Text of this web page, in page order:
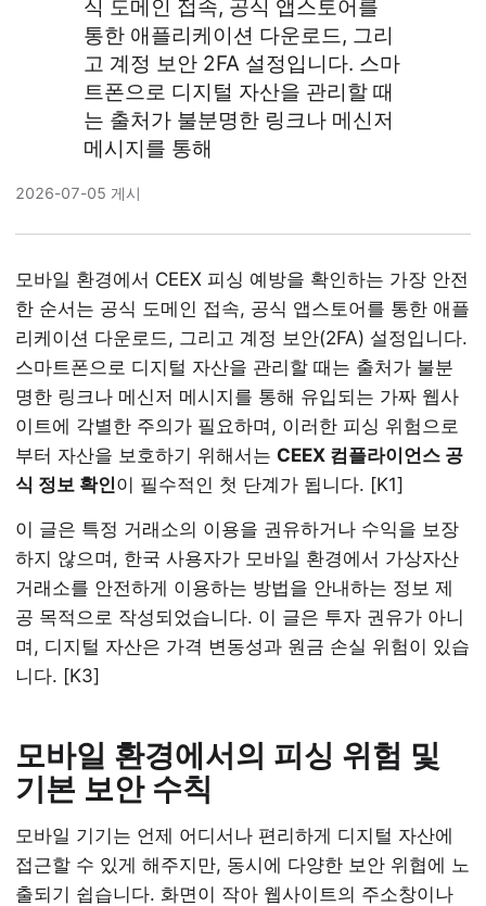
식 도메인 접속, 공식 앱스토어를
통한 애플리케이션 다운로드, 그리
고 계정 보안 2FA 설정입니다. 스마
트폰으로 디지털 자산을 관리할 때
는 출처가 불분명한 링크나 메신저
메시지를 통해
2026-07-05 게시
모바일 환경에서 CEEX 피싱 예방을 확인하는 가장 안전
한 순서는 공식 도메인 접속, 공식 앱스토어를 통한 애플
리케이션 다운로드, 그리고 계정 보안(2FA) 설정입니다.
스마트폰으로 디지털 자산을 관리할 때는 출처가 불분
명한 링크나 메신저 메시지를 통해 유입되는 가짜 웹사
이트에 각별한 주의가 필요하며, 이러한 피싱 위험으로
부터 자산을 보호하기 위해서는 CEEX 컴플라이언스 공
식 정보 확인이 필수적인 첫 단계가 됩니다. [K1]
이 글은 특정 거래소의 이용을 권유하거나 수익을 보장
하지 않으며, 한국 사용자가 모바일 환경에서 가상자산
거래소를 안전하게 이용하는 방법을 안내하는 정보 제
공 목적으로 작성되었습니다. 이 글은 투자 권유가 아니
며, 디지털 자산은 가격 변동성과 원금 손실 위험이 있습
니다. [K3]
모바일 환경에서의 피싱 위험 및
기본 보안 수칙
모바일 기기는 언제 어디서나 편리하게 디지털 자산에
접근할 수 있게 해주지만, 동시에 다양한 보안 위협에 노
출되기 쉽습니다. 화면이 작아 웹사이트의 주소창이나